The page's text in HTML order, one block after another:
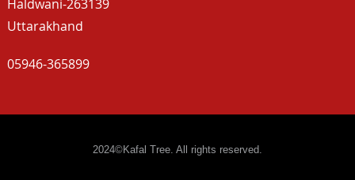
Haldwani-263139
Uttarakhand
05946-365899
2024©Kafal Tree. All rights reserved.